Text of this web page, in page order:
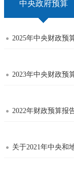
中央政府预算
2025年中央财政预
2023年中央财政预
2022年财政预算报
关于2021年中央和